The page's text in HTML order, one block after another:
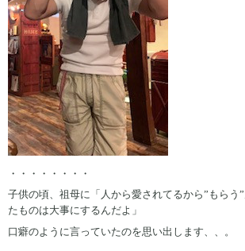
・・・・・・・・
子供の頃、祖母に「人から愛されてるから”もらう
たものは大事にするんだよ」
口癖のように言っていたのを思い出します、、。